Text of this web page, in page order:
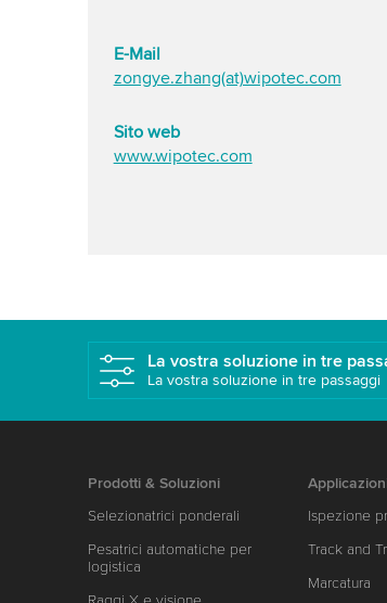
E-Mail
zongye.zhang(at)wipotec.com
Sito web
www.wipotec.com
La vostra soluzione in tre
La vostra soluzione in tre passaggi
Prodotti & Soluzioni
Selezionatrici ponderali
Pesatrici automatiche per
logistica
Ispezione
Track and
Marcatura